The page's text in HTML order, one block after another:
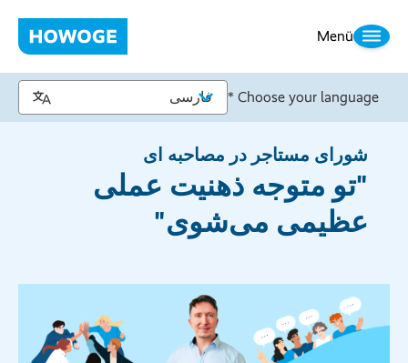
Menü
Choose your language *
شورای مستاجر در مصاحبه ای
"تو متوجه ذهنیت عملی
عظیمی می‌شوی"